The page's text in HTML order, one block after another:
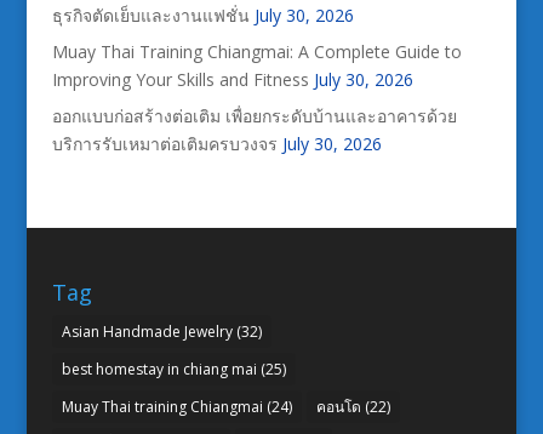
ธุรกิจตัดเย็บและงานแฟชั่น July 30, 2026
Muay Thai Training Chiangmai: A Complete Guide to
Improving Your Skills and Fitness July 30, 2026
ออกแบบก่อสร้างต่อเติม เพื่อยกระดับบ้านและอาคารด้วย
บริการรับเหมาต่อเติมครบวงจร July 30, 2026
Tag
Asian Handmade Jewelry(32)
best homestay in chiang mai (25)
Muay Thai training Chiangmai (24) คอนโด (22)